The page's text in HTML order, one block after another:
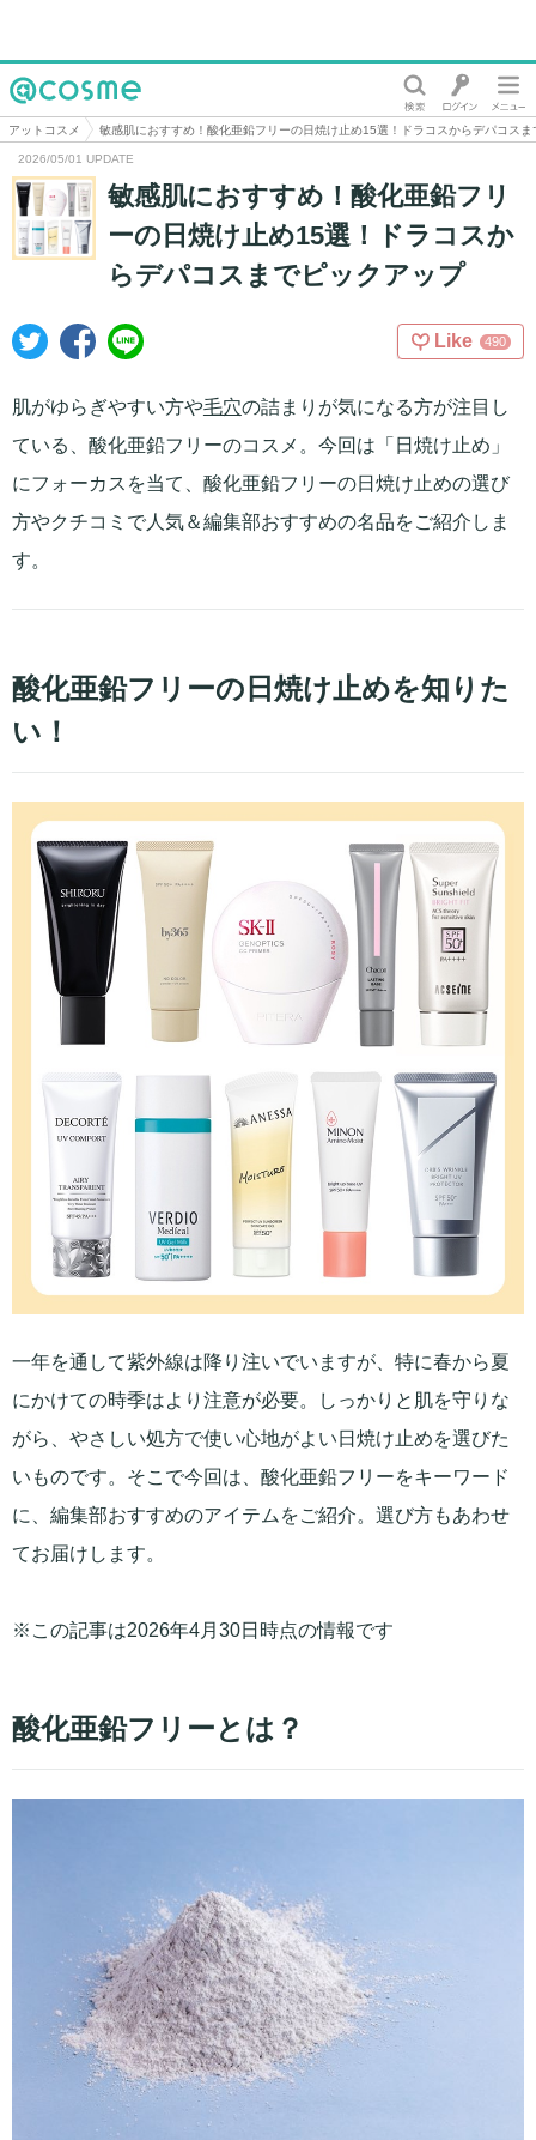
@cosme
アットコスメ 敏感肌におすすめ！酸化亜鉛フリーの日焼け止め15選！ドラコスからデパコスま
2026/05/01 UPDATE
敏感肌におすすめ！酸化亜鉛フリ
ーの日焼け止め15選！ドラコスか
らデパコスまでピックアップ
Like 490
肌がゆらぎやすい方や毛穴の詰まりが気になる方が注目し
ている、酸化亜鉛フリーのコスメ。今回は「日焼け止め」
にフォーカスを当て、酸化亜鉛フリーの日焼け止めの選び
方やクチコミで人気＆編集部おすすめの名品をご紹介しま
す。
酸化亜鉛フリーの日焼け止めを知りた
い！
一年を通して紫外線は降り注いでいますが、特に春から夏
にかけての時季はより注意が必要。しっかりと肌を守りな
がら、やさしい処方で使い心地がよい日焼け止めを選びた
いものです。そこで今回は、酸化亜鉛フリーをキーワード
に、編集部おすすめのアイテムをご紹介。選び方もあわせ
てお届けします。
※この記事は2026年4月30日時点の情報です
酸化亜鉛フリーとは？